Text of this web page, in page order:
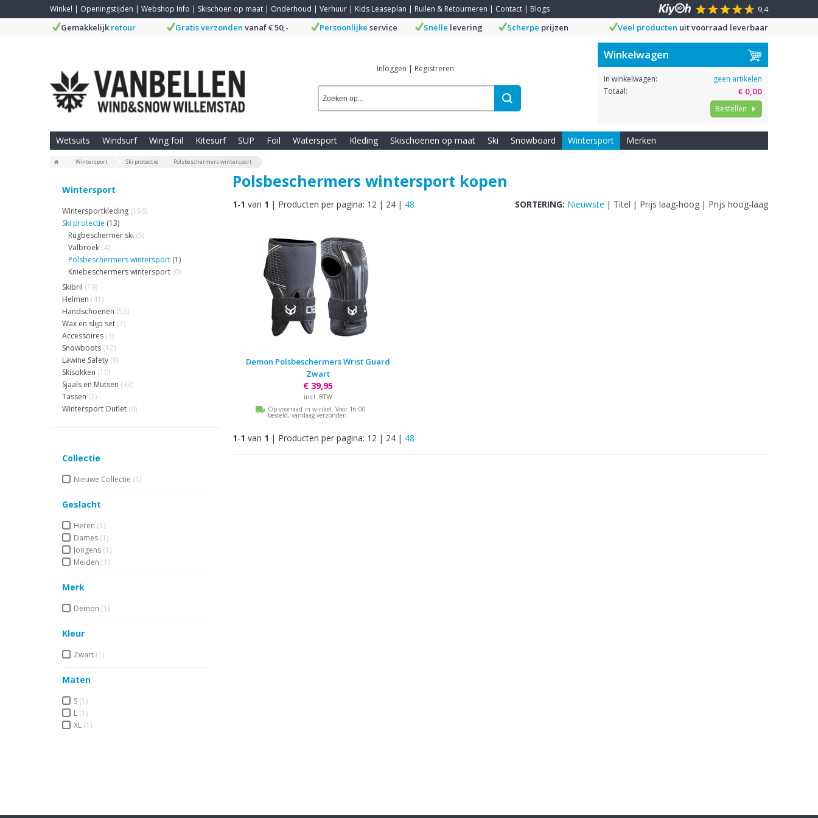
Winkel | Openingstijden | Webshop Info | Skischoen op maat | Onderhoud | Verhuur | Kids Leaseplan | Ruilen & Retourneren | Contact | Blogs
9,4
Gemakkelijk retour Gratis verzonden vanaf € 50,- Persoonlijke service Snelle levering Scherpe prijzen Veel producten uit voorraad leverbaar
Inloggen | Registreren
Winkelwagen
In winkelwagen:
geen artikelen
Totaal:
€ 0,00
Bestellen
Wetsuits Windsurf Wing foil Kitesurf SUP Foil Watersport Kleding Skischoenen op maat Ski Snowboard Wintersport Merken
Wintersport Ski protectie Polsbeschermers wintersport
Wintersport
Wintersportkleding (196)
Ski protectie (13)
Rugbeschermer ski (5)
Valbroek (4)
Polsbeschermers wintersport (1)
Kniebeschermers wintersport (0)
Skibril (19)
Helmen (41)
Handschoenen (53)
Wax en slijp set (7)
Accessoires (3)
Snowboots (12)
Lawine Safety (0)
Skisokken (10)
Sjaals en Mutsen (33)
Tassen (2)
Wintersport Outlet (0)
Collectie
Nieuwe Collectie (1)
Geslacht
Heren (1)
Dames (1)
Jongens (1)
Meiden (1)
Merk
Demon (1)
Kleur
Zwart (1)
Maten
S (1)
L (1)
XL (1)
Polsbeschermers wintersport kopen
1-1 van 1 | Producten per pagina: 12 | 24 | 48 SORTERING: Nieuwste | Titel | Prijs laag-hoog | Prijs hoog-laag
Demon Polsbeschermers Wrist Guard
Zwart
€ 39,95
incl. BTW
Op voorraad in winkel. Voor 16:00
besteld, vandaag verzonden
1-1 van 1 | Producten per pagina: 12 | 24 | 48